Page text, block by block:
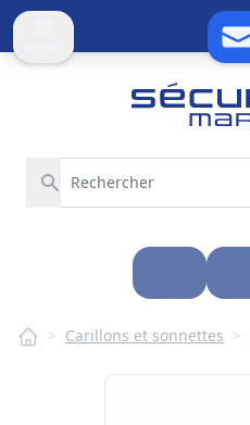
> Carillons et sonnettes >